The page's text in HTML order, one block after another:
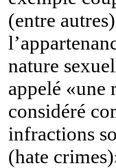
(entre
nature
appelé «une
considéré
infractions
(hate